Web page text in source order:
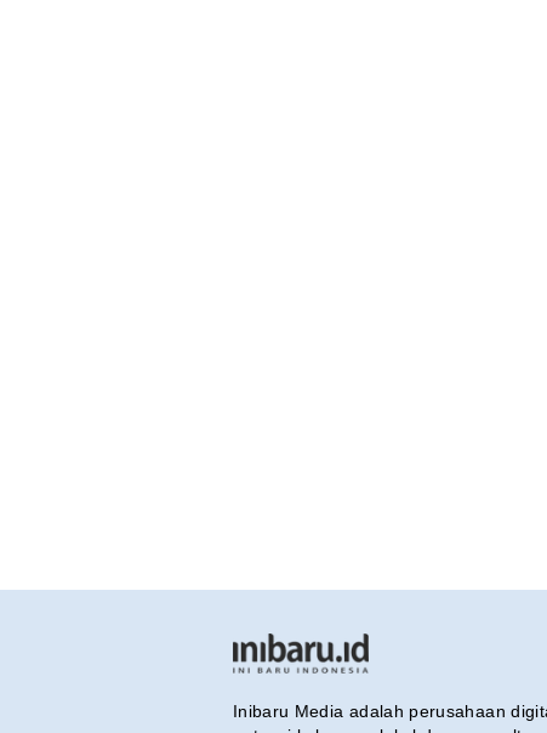
Inibaru Media adalah perusahaan